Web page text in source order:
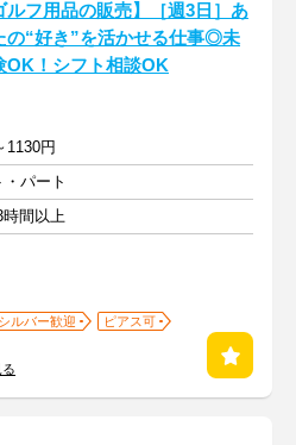
ルフ用品の販売】［週3日］あ
の“好き”を活かせる仕事◎未
OK！シフト相談OK
1130円
パート
間以上
シルバー歓迎
ピアス可